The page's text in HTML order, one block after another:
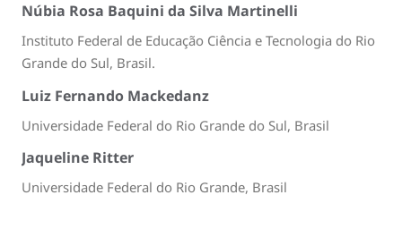
Núbia Rosa Baquini da Silva Martinelli
Instituto Federal de Educação Ciência e Tecnologia do Rio
Grande do Sul, Brasil.
Luiz Fernando Mackedanz
Universidade Federal do Rio Grande do Sul, Brasil
Jaqueline Ritter
Universidade Federal do Rio Grande, Brasil